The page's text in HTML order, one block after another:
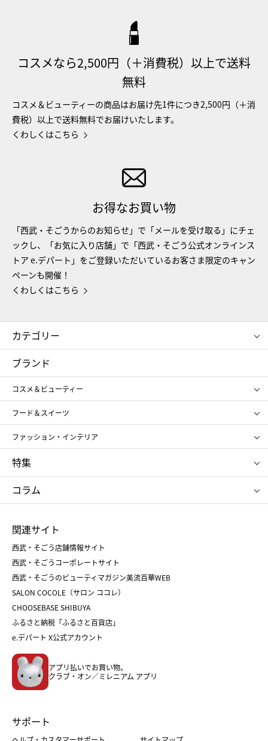
コスメなら2,500円（＋消費税）以上で送料
無料
コスメ＆ビューティーの商品はお届け先1件につき2,500円（＋消
費税）以上で送料無料でお届けいたします。
くわしくはこちら
お得なお買い物
「西武・そごうからのお知らせ」で「メールを受け取る」にチェ
ックし、「お気に入り店舗」で「西武・そごう公式オンラインス
トア e.デパート」をご登録いただいているお客さま限定のキャン
ペーンも開催！
くわしくはこちら
カテゴリー
コスメ＆ビューティー
ギフト
レディース
メンズ
スポーツ・アウトドア
お中元
お歳暮
ブランド
コスメ＆ビューティー
SHISEIDO
ポール&ジョー ボーテ
ジルスチュアート
NARS
RMK
クリニーク
SK-Ⅱ
フード＆スイーツ
アンリ・シャルパンティエ
ゴディバ
新宿高野
たねや
ねんりん家
ファッション・インテリア
ポロ ラルフ ローレン
タケオ キクチ
ママ＆キッズ
シュタイフ
特集
お中元
ひな人形
五月人形
父の日
クリスマスケーキ
ホワイトデー
コラム
菓子折り
和菓子
人気のギフト
バレンタイン
ホワイトデー
おせち
フード
ホーム・キッチン＆アート
関連サイト
西武・そごう店舗情報サイト
西武・そごうコーポレートサイト
西武・そごうのビューティマガジン美流百華WEB
SALON COCOLE（サロン ココレ）
CHOOSEBASE SHIBUYA
ふるさと納税「ふるさと百貨店」
e.デパート X公式アカウント
アプリ払いでお買い物。
クラブ・オン／ミレニアム アプリ
サポート